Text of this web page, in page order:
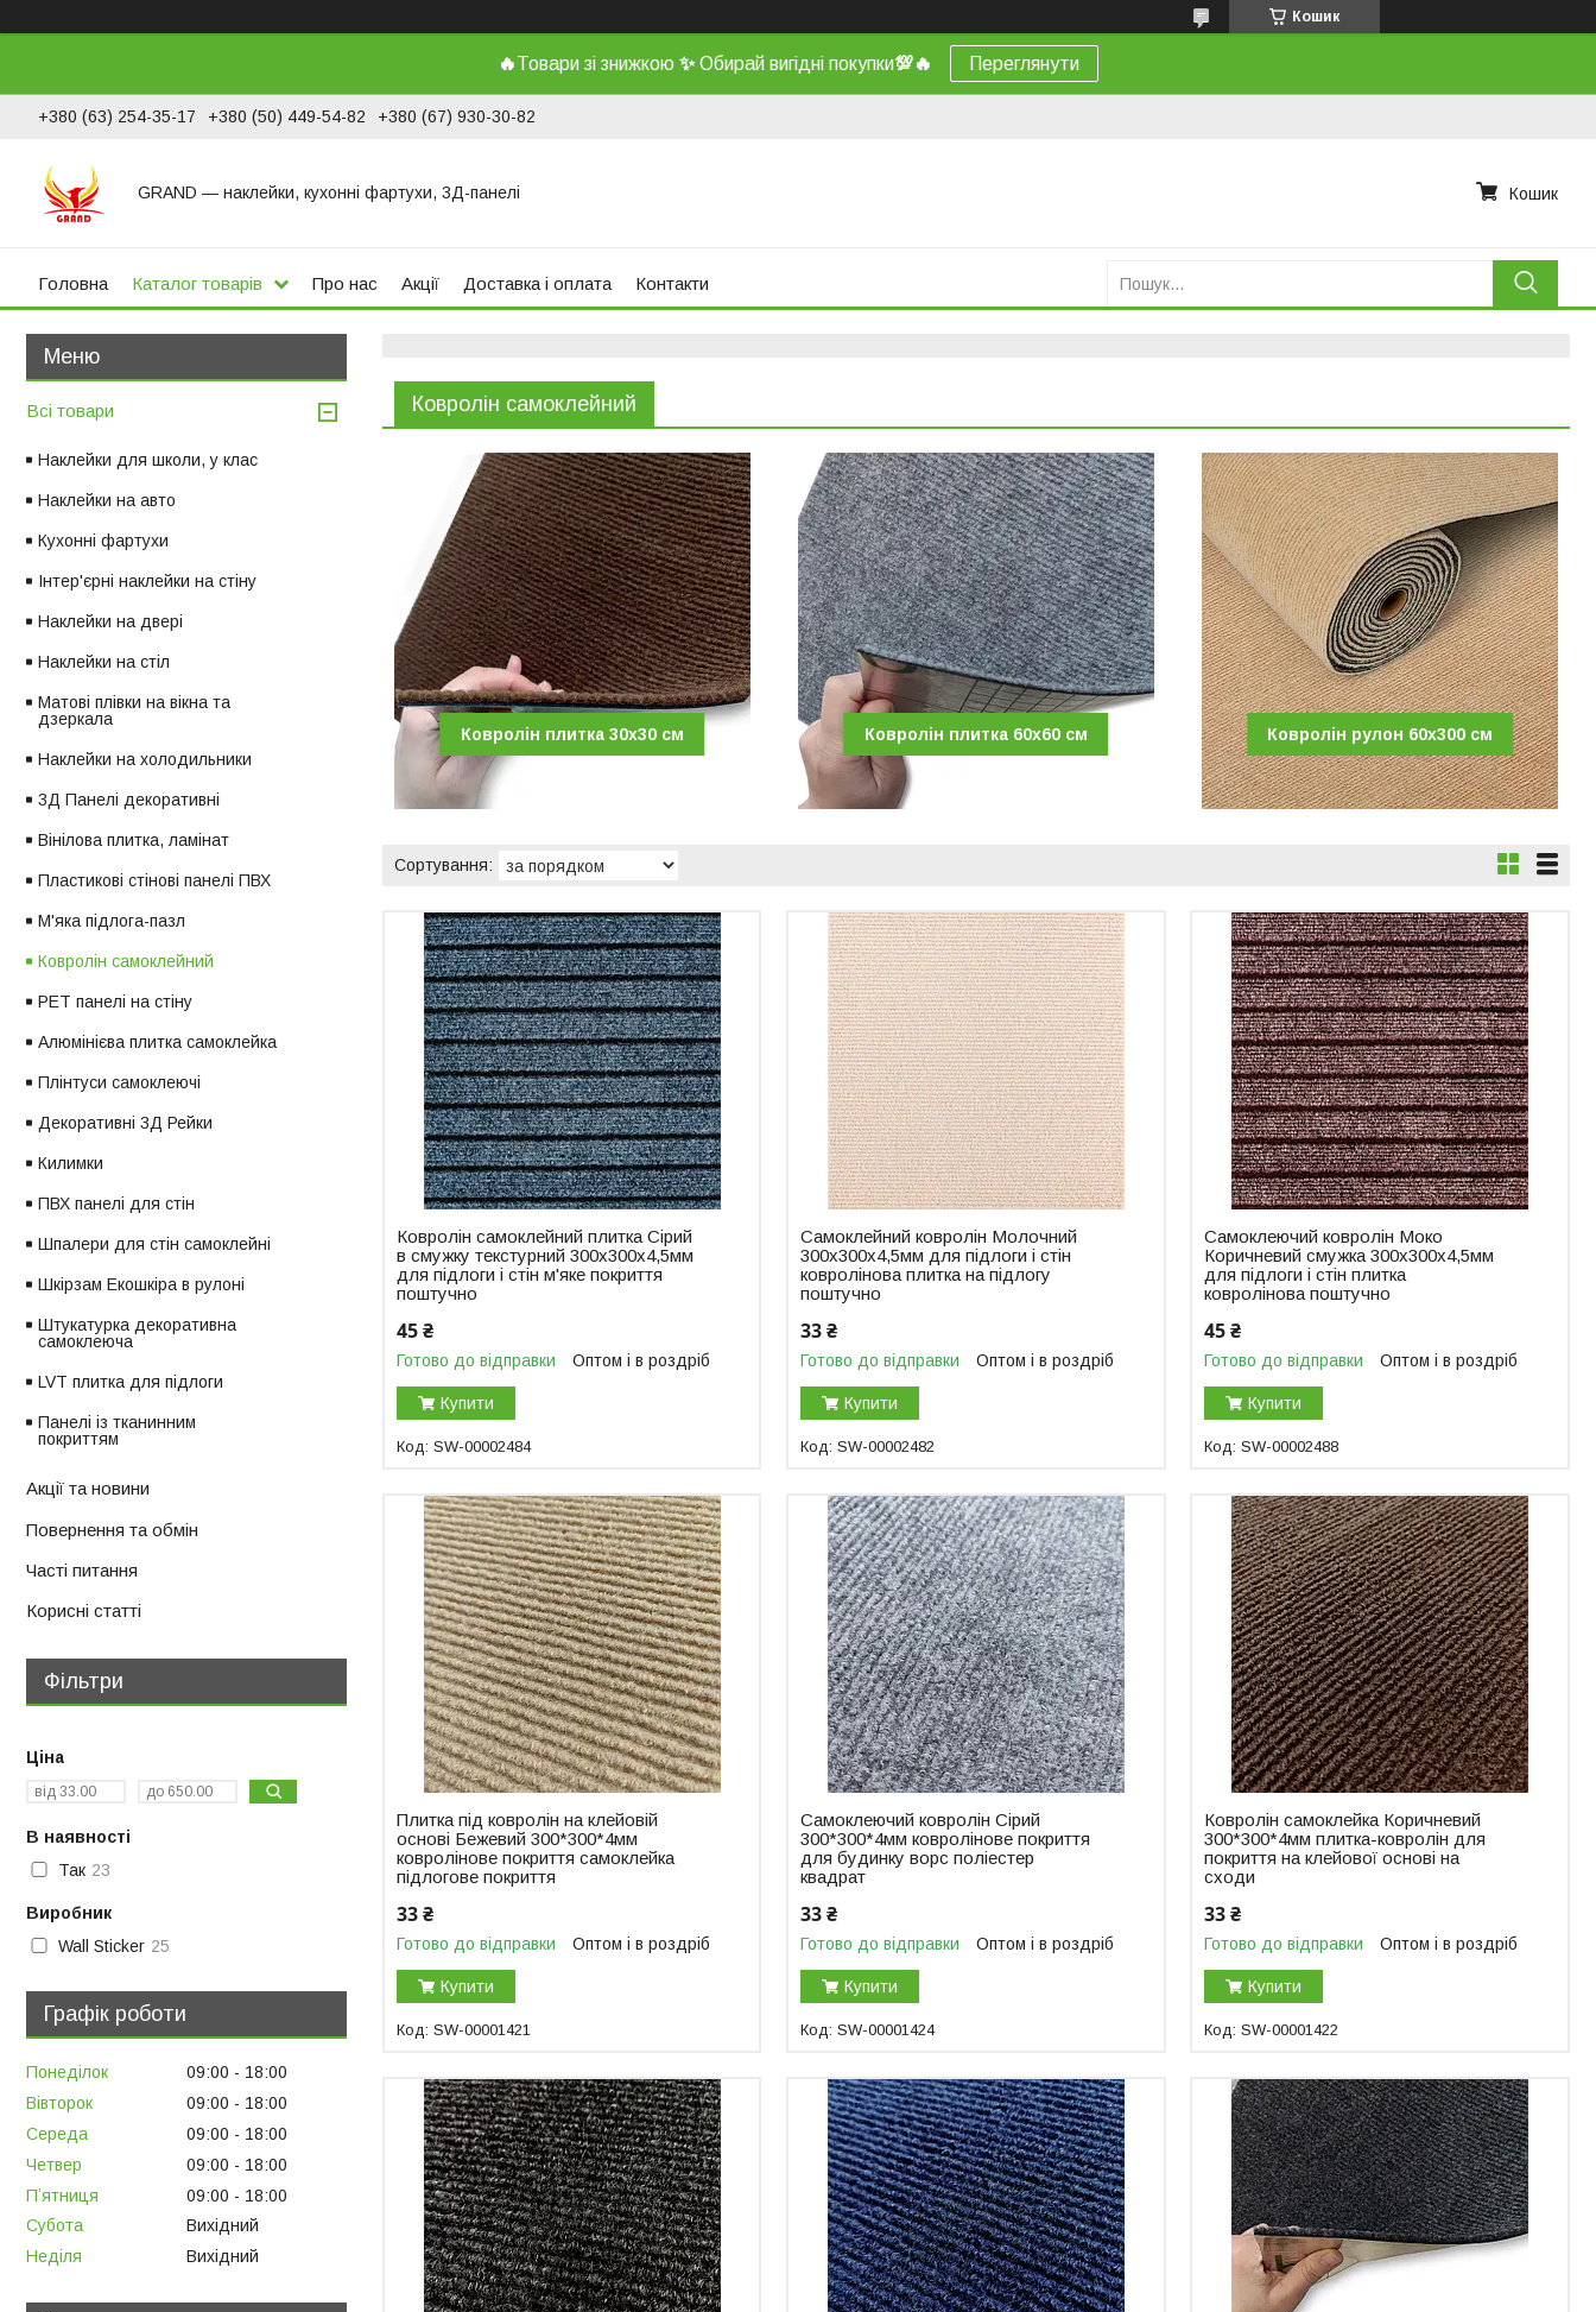
Кошик
🔥Товари зі знижкою ✨Обирай вигідні покупки💯🔥 Переглянути
+380 (63) 254-35-17 +380 (50) 449-54-82 +380 (67) 930-30-82
GRAND ― наклейки, кухонні фартухи, 3Д-панелі Кошик
Головна Каталог товарів Про нас Акції Доставка і оплата Контакти
Ковролін самоклейний
Ковролін плитка 30х30 см Ковролін плитка 60х60 см Ковролін рулон 60х300 см
Ковролін самоклейний плитка Сірий
в смужку текстурний 300х300х4,5мм
для підлоги і стін м'яке покриття
поштучно
45 ₴
Готово до відправки Оптом і в роздріб
Купити
SW-00002484
Самоклейний ковролін Молочний
300х300х4,5мм для підлоги і стін
ковролінова плитка на підлогу
поштучно
33 ₴
Готово до відправки Оптом і в роздріб
Купити
SW-00002482
Самоклеючий ковролін Моко
Коричневий смужка 300х300х4,5мм
для підлоги і стін плитка
ковролінова поштучно
45 ₴
Готово до відправки Оптом і в роздріб
Купити
SW-00002488
Плитка під ковролін на клейовій
основі Бежевий 300*300*4мм
ковролінове покриття самоклейка
підлогове покриття
33 ₴
Готово до відправки Оптом і в роздріб
Купити
SW-00001421
Самоклеючий ковролін Сірий
300*300*4мм ковролінове покриття
для будинку ворс поліестер
квадрат
33 ₴
Готово до відправки Оптом і в роздріб
Купити
SW-00001424
Ковролін самоклейка Коричневий
300*300*4мм плитка-ковролін для
покриття на клейової основі на
сходи
33 ₴
Готово до відправки Оптом і в роздріб
Купити
SW-00001422
Всі товари
Наклейки для школи, у клас
Наклейки на авто
Кухонні фартухи
Інтер'єрні наклейки на стіну
Наклейки на двері
Наклейки на стіл
Матові плівки на вікна та
дзеркала
Наклейки на холодильники
3Д Панелі декоративні
Вінілова плитка, ламінат
Пластикові стінові панелі ПВХ
М'яка підлога-пазл
Ковролін самоклейний
PET панелі на стіну
Алюмінієва плитка самоклейка
Плінтуси самоклеючі
Декоративні 3Д Рейки
Килимки
ПВХ панелі для стін
Шпалери для стін самоклейні
Шкірзам Екошкіра в рулоні
Штукатурка декоративна
самоклеюча
LVT плитка для підлоги
Панелі із тканинним
покриттям
Акції та новини
Повернення та обмін
Часті питання
Корисні статті
Фільтри
Ціна
В наявності
Так 23
Виробник
Wall Sticker 25
Графік роботи
Понеділок 09:00
18:00
Вівторок
09:00
18:00
Середа
09:00
18:00
Четвер
09:00
18:00
Пʼятниця
09:00
18:00
Субота
Вихідний
Неділя
Вихідний